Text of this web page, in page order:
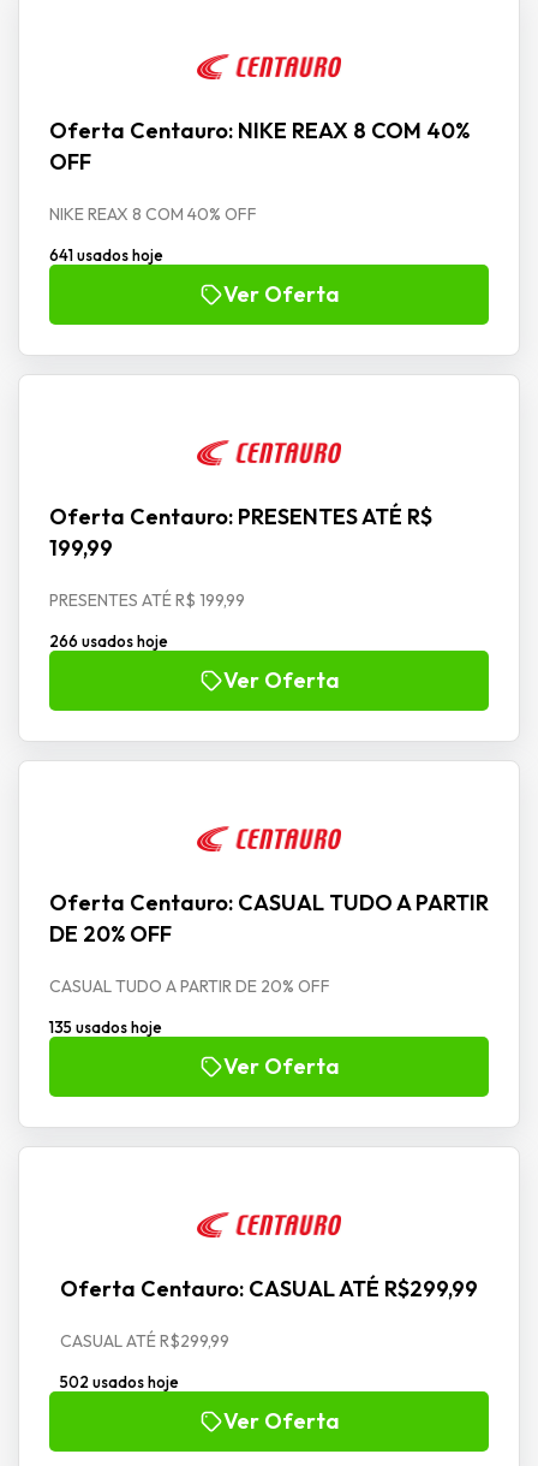
Oferta Centauro: NIKE REAX 8 COM 40%
OFF
NIKE REAX 8 COM 40% OFF
641 usados hoje
Ver Oferta
Oferta Centauro: PRESENTES ATÉ R$
199,99
PRESENTES ATÉ R$ 199,99
266 usados hoje
Ver Oferta
Oferta Centauro: CASUAL TUDO A PARTIR
DE 20% OFF
CASUAL TUDO A PARTIR DE 20% OFF
135 usados hoje
Ver Oferta
Oferta Centauro: CASUAL ATÉ R$299,99
CASUAL ATÉ R$299,99
502 usados hoje
Ver Oferta